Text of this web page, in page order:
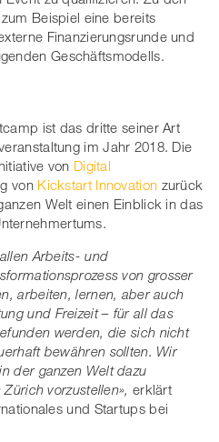
Beispiel eine bereits
Finanzierungsrunde und
Geschäftsmodells.
ist das dritte seiner Art
im Jahr 2018. Die
von Digital
von Kickstart Innovation zurück
Welt einen Einblick in das
Arbeits- und
von grosser
arbeiten, lernen, aber auch
und Freizeit – für all das
werden, die sich nicht
bewähren sollten. Wir
der ganzen Welt dazu
vorzustellen», erklärt
und Startups bei